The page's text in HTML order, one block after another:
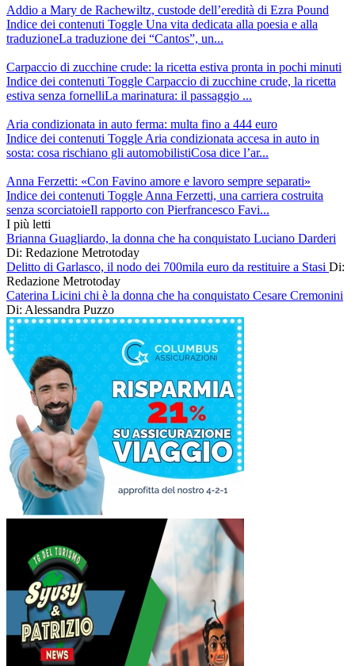
Addio a Mary de Rachewiltz, custode dell’eredità di Ezra Pound
Indice dei contenuti Toggle Una vita dedicata alla poesia e alla
traduzioneLa traduzione dei “Cantos”, un...
Carpaccio di zucchine crude: la ricetta estiva pronta in pochi minuti
Indice dei contenuti Toggle Carpaccio di zucchine crude, la ricetta
estiva senza fornelliLa marinatura: il passaggio ...
Aria condizionata in auto ferma: multa fino a 444 euro
Indice dei contenuti Toggle Aria condizionata accesa in auto in
sosta: cosa rischiano gli automobilistiCosa dice l’ar...
Anna Ferzetti: «Con Favino amore e lavoro sempre separati»
Indice dei contenuti Toggle Anna Ferzetti, una carriera costruita
senza scorciatoieIl rapporto con Pierfrancesco Favi...
I più letti
Brianna Guagliardo, la donna che ha conquistato Luciano Darderi
Di: Redazione Metrotoday
Delitto di Garlasco, il nodo dei 700mila euro da restituire a Stasi Di:
Redazione Metrotoday
Caterina Licini chi è la donna che ha conquistato Cesare Cremonini
Di: Alessandra Puzzo